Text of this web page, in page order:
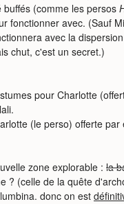
buffés (comme les persos
fonctionner avec. (Sauf
avec la
chut, c'est un secret.)
pour Charlotte
(le perso) offerte par
zone explorable : la
? (celle de la quête
donc on est